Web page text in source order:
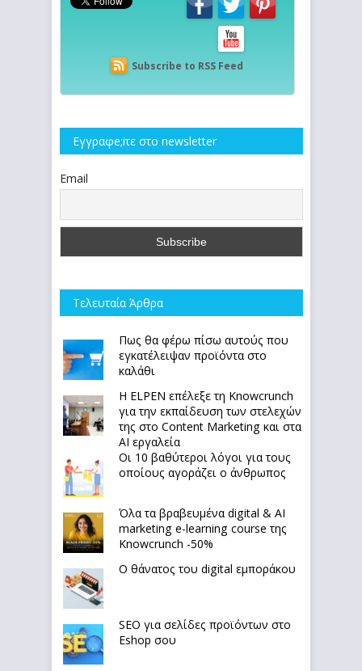
Subscribe to RSS Feed
Εγγραφe;iτε στο newsletter
Email
Τελευταία Άρθρα
Πως θα φέρω πίσω αυτούς που
εγκατέλειψαν προϊόντα στο
καλάθι
Η ELPEN επέλεξε τη Knowcrunch
για την εκπαίδευση των στελεχών
της στο Content Marketing και στα
AI εργαλεία
Οι 10 βαθύτεροι λόγοι για τους
οποίους αγοράζει ο άνθρωπος
Όλα τα βραβευμένα digital & AI
marketing e-learning course της
Knowcrunch -50%
Ο θάνατος του digital εμποράκου
SEO για σελίδες προϊόντων στο
Eshop σου